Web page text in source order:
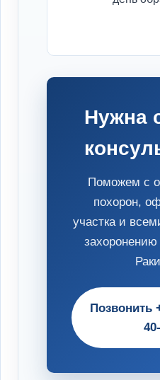
Нужна
Поможем с
похорон,
участка и
Позвонить